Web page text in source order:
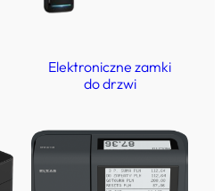
Elektroniczne zamki
do drzwi